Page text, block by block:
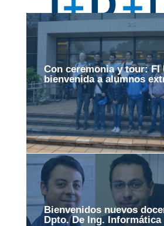
Con ceremonia y tour: FI
bienvenida a alumnos
Bienvenidos nuevos
Dpto. De Ing. Informática